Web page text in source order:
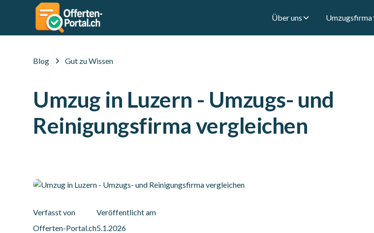
Über uns Umzugsfirma
Blog Gut zu Wissen
Umzug in Luzern - Umzugs- und
Reinigungsfirma vergleichen
Verfasst von
Offerten-Portal.ch
Veröffentlicht am
5.1.2026